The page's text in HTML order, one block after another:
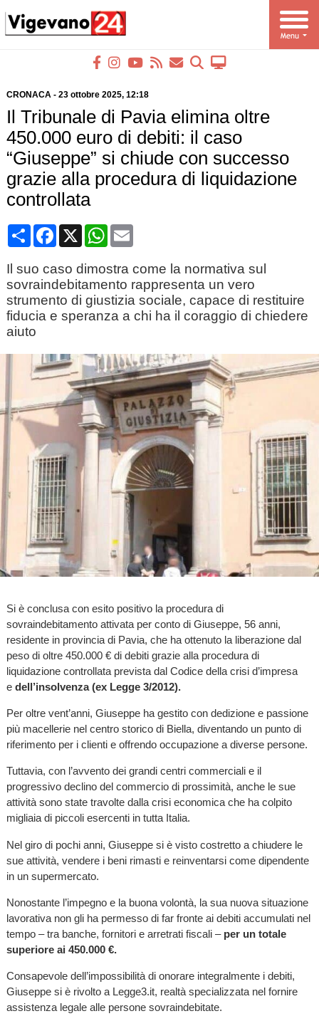
CRONACA- 23 ottobre 2025, 12:18
Il Tribunale di Pavia elimina oltre
450.000 euro di debiti: il caso
“Giuseppe” si chiude con successo
grazie alla procedura di liquidazione
controllata
CondividiFacebook
X WhatsApp
Email
Il suo caso dimostra come la normativa sul
sovraindebitamento rappresenta un vero
strumento di giustizia sociale, capace di restituire
fiducia e speranza a chi ha il coraggio di chiedere
aiuto
Si è conclusa con esito positivo la procedura di
sovraindebitamento attivata per conto di Giuseppe, 56 anni,
residente in provincia di Pavia, che ha ottenuto la liberazione dal
peso di oltre 450.000 € di debiti grazie alla procedura di
liquidazione controllata prevista dal Codice della crisi d’impresa
e dell’insolvenza (ex Legge 3/2012).
Per oltre vent’anni, Giuseppe ha gestito con dedizione e passione
più macellerie nel centro storico di Biella, diventando un punto di
riferimento per i clienti e offrendo occupazione a diverse persone.
Tuttavia, con l’avvento dei grandi centri commerciali e il
progressivo declino del commercio di prossimità, anche le sue
attività sono state travolte dalla crisi economica che ha colpito
migliaia di piccoli esercenti in tutta Italia.
Nel giro di pochi anni, Giuseppe si è visto costretto a chiudere le
sue attività, vendere i beni rimasti e reinventarsi come dipendente
in un supermercato.
Nonostante l’impegno e la buona volontà, la sua nuova situazione
lavorativa non gli ha permesso di far fronte ai debiti accumulati nel
tempo – tra banche, fornitori e arretrati fiscali – per un totale
superiore ai 450.000 €.
Consapevole dell’impossibilità di onorare integralmente i debiti,
Giuseppe si è rivolto a Legge3.it, realtà specializzata nel fornire
assistenza legale alle persone sovraindebitate.